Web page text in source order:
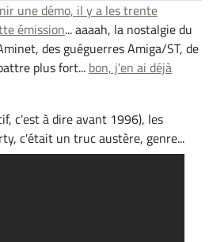
une démo, il y a les trente
émission... aaaah, la nostalgie du
des guéguerres Amiga/ST, de
plus fort... bon, j'en ai déjà
c'est à dire avant 1996), les
c'était un truc austère, genre...